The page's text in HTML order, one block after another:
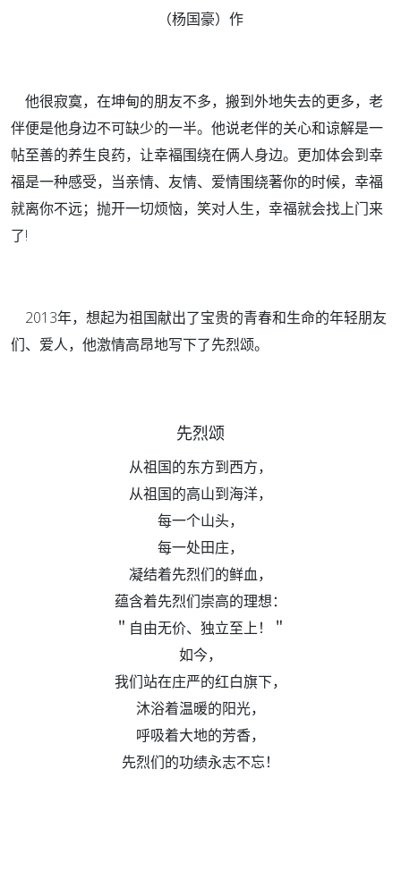
（杨国豪）作
他很寂寞，在坤甸的朋友不多，搬到外地失去的更多，老
伴便是他身边不可缺少的一半。他说老伴的关心和谅解是一
帖至善的养生良药，让幸褔围绕在俩人身边。更加体会到幸
福是一种感受，当亲情、友情、爱情围绕著你的时候，幸福
就离你不远；抛开一切烦恼，笑对人生，幸福就会找上门来
了!
2013年，想起为祖国献出了宝贵的青春和生命的年轻朋友
们、爱人，他激情高昂地写下了先烈颂。
先烈颂
从祖国的东方到西方，
从祖国的高山到海洋，
每一个山头，
每一处田庄，
凝结着先烈们的鲜血，
蕴含着先烈们崇高的理想：
＂自由无价、独立至上！＂
如今，
我们站在庄严的红白旗下，
沐浴着温暖的阳光，
呼吸着大地的芳香，
先烈们的功绩永志不忘！